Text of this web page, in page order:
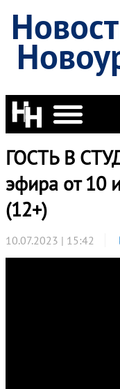
ГОСТЬ В
эфира от 10
(12+)
10.07.2023 | 15:42